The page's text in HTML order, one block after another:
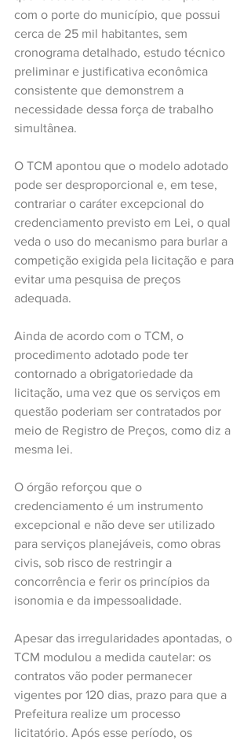
com o porte do município, que possui
cerca de 25 mil habitantes, sem
cronograma detalhado, estudo técnico
preliminar e justificativa econômica
consistente que demonstrem a
necessidade dessa força de trabalho
simultânea.
O TCM apontou que o modelo adotado
pode ser desproporcional e, em tese,
contrariar o caráter excepcional do
credenciamento previsto em Lei, o qual
veda o uso do mecanismo para burlar a
competição exigida pela licitação e para
evitar uma pesquisa de preços
adequada.
Ainda de acordo com o TCM, o
procedimento adotado pode ter
contornado a obrigatoriedade da
licitação, uma vez que os serviços em
questão poderiam ser contratados por
meio de Registro de Preços, como diz a
mesma lei.
O órgão reforçou que o
credenciamento é um instrumento
excepcional e não deve ser utilizado
para serviços planejáveis, como obras
civis, sob risco de restringir a
concorrência e ferir os princípios da
isonomia e da impessoalidade.
Apesar das irregularidades apontadas, o
TCM modulou a medida cautelar: os
contratos vão poder permanecer
vigentes por 120 dias, prazo para que a
Prefeitura realize um processo
licitatório. Após esse período, os